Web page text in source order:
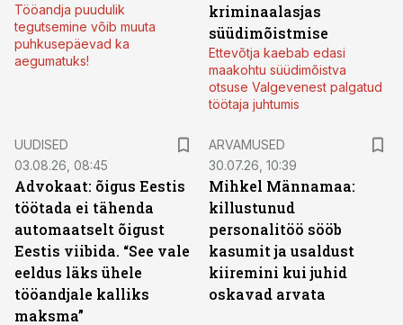
Tööandja puudulik
tegutsemine võib muuta
puhkusepäevad ka
aegumatuks!
kriminaalasjas
süüdimõistmise
Ettevõtja kaebab edasi
maakohtu süüdimõistva
otsuse Valgevenest palgatud
töötaja juhtumis
UUDISED
03.08.26, 08:45
Advokaat: õigus Eestis
töötada ei tähenda
automaatselt õigust
Eestis viibida. “See vale
eeldus läks ühele
tööandjale kalliks
maksma”
ARVAMUSED
30.07.26, 10:39
Mihkel Männamaa:
killustunud
personalitöö sööb
kasumit ja usaldust
kiiremini kui juhid
oskavad arvata